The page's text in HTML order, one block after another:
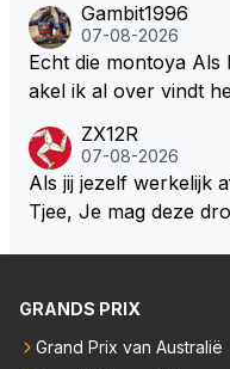
milton, hahahaha.
n dicht met als
S Lawson natuurlijk
Gambit1996
07-08-2026
Echt die montoya Als hij begint te praten op f1tv sch
akel ik al over vindt
weet 🤮🤮
ZX12R
07-08-2026
Als jij jezelf werkelijk
Tjee, Je mag deze
at je het leuk vindt
oswachter werkelijk
GRANDS PRIX
Grand Prix van Australië